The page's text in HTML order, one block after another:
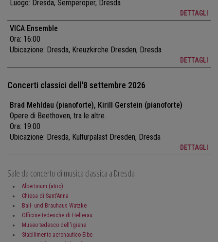
Luogo: Dresda, Semperoper, Dresda
DETTAGLI
VICA Ensemble
Ora: 16:00
Ubicazione: Dresda, Kreuzkirche Dresden, Dresda
DETTAGLI
Concerti classici dell'8 settembre 2026
Brad Mehldau (pianoforte), Kirill Gerstein (pianoforte)
Opere di Beethoven, tra le altre.
Ora: 19:00
Ubicazione: Dresda, Kulturpalast Dresden, Dresda
DETTAGLI
Sale da concerto di musica classica a Dresda
Albertinum (atrio)
Chiesa di Sant'Anna
Ball- und Brauhaus Watzke
Officine tedesche di Hellerau
Museo tedesco dell'igiene
Stabilimento aeronautico Elbe